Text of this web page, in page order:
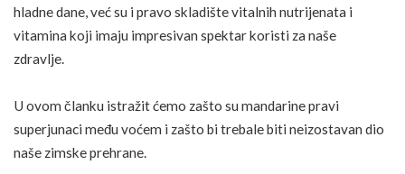
hladne dane, već su i pravo skladište vitalnih nutrijenata i
vitamina koji imaju impresivan spektar koristi za naše
zdravlje.
U ovom članku istražit ćemo zašto su mandarine pravi
superjunaci među voćem i zašto bi trebale biti neizostavan dio
naše zimske prehrane.